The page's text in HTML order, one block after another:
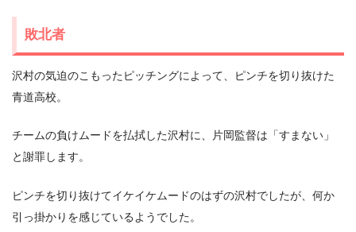
敗北者
沢村の気迫のこもったピッチングによって、ピンチを切り抜けた
青道高校。
チームの負けムードを払拭した沢村に、片岡監督は「すまない」
と謝罪します。
ピンチを切り抜けてイケイケムードのはずの沢村でしたが、何か
引っ掛かりを感じているようでした。